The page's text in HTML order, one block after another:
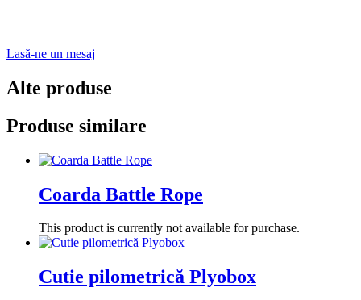
Lasă-ne un mesaj
Alte produse
Produse similare
Coarda Battle Rope
This product is currently not available for purchase.
Cutie pilometrică Plyobox